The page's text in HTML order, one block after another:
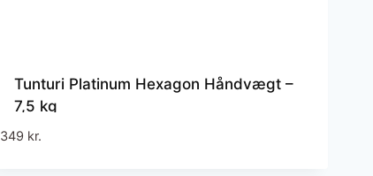
Tunturi Platinum Hexagon Håndvægt –
7,5 kg
349 kr.